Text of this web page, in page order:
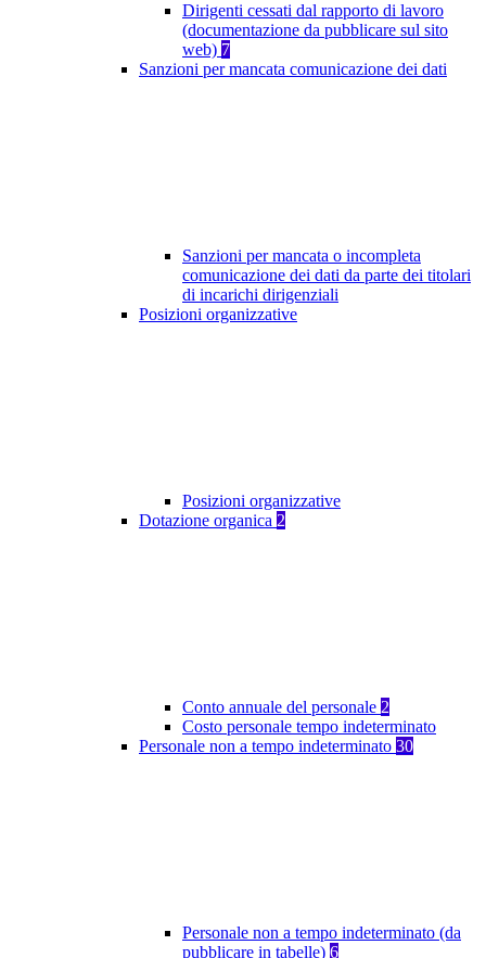
Dirigenti cessati dal rapporto di lavoro
(documentazione da pubblicare sul sito
web) 7
Sanzioni per mancata comunicazione dei dati
Sanzioni per mancata o incompleta
comunicazione dei dati da parte dei titolari
di incarichi dirigenziali
Posizioni organizzative
Posizioni organizzative
Dotazione organica 2
Conto annuale del personale 2
Costo personale tempo indeterminato
Personale non a tempo indeterminato 30
Personale non a tempo indeterminato (da
pubblicare in tabelle) 6